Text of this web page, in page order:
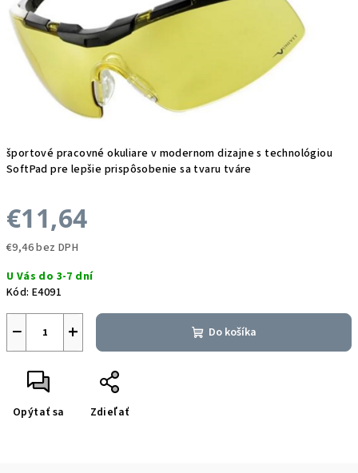
športové pracovné okuliare v modernom dizajne s technológiou
SoftPad pre lepšie prispôsobenie sa tvaru tváre
€11,64
€9,46 bez DPH
cena:
U Vás do 3-7 dní
Kód: E4091
+
− Do košíka
Opýtať sa Zdieľať